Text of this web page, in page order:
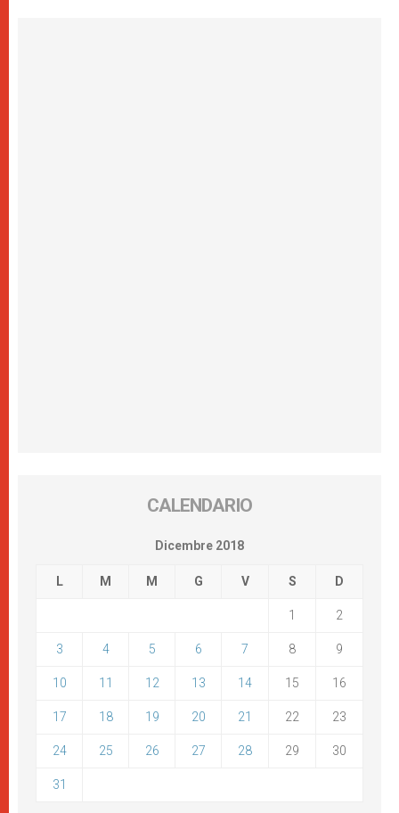
CALENDARIO
Dicembre 2018
L M M G V S D
1 2
3 4 5 6 7 8 9
10 11 12 13 14 15 16
17 18 19 20 21 22 23
24 25 26 27 28 29 30
31